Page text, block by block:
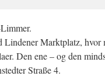
Lindener Marktplatz, hvor
Den ene – og den
Straße 4.